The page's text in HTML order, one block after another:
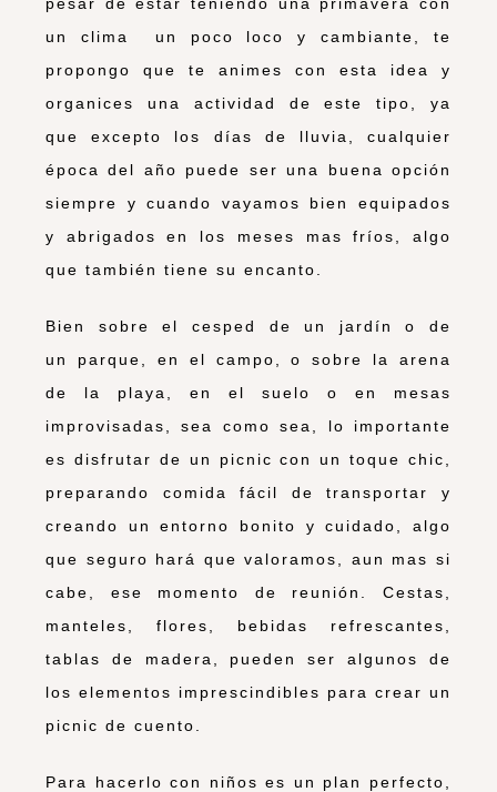
un clima un poco loco y cambiante, te
propongo que te animes con esta idea y
organices una actividad de este tipo, ya
que excepto los días de lluvia, cualquier
época del año puede ser una buena opción
siempre y cuando vayamos bien equipados
y abrigados en los meses mas fríos, algo
que también tiene su encanto.
Bien sobre el cesped de un jardín o de
un parque, en el campo, o sobre la arena
de la playa, en el suelo o en mesas
improvisadas, sea como sea, lo importante
es disfrutar de un picnic con un toque chic,
preparando comida fácil de transportar y
creando un entorno bonito y cuidado, algo
que seguro hará que valoramos, aun mas si
cabe, ese momento de reunión. Cestas,
manteles, flores, bebidas refrescantes,
tablas de madera, pueden ser algunos de
los elementos imprescindibles para crear un
picnic de cuento.
Para hacerlo con niños es un plan perfecto,